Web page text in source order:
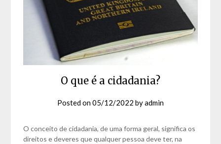
O que é a cidadania?
Posted on05/12/2022 byadmin
O conceito de cidadania, de uma forma geral, significa os
direitos e deveres que qualquer pessoa deve ter, na